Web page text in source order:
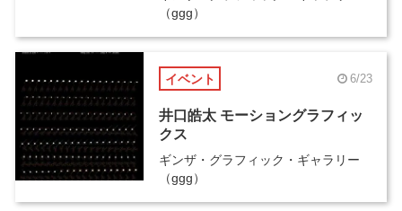
（ggg）
イベント 6/23
井口皓太 モーショングラフィッ
クス
ギンザ・グラフィック・ギャラリー
（ggg）